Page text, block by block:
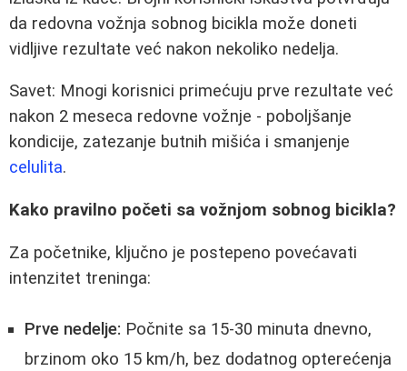
da redovna vožnja sobnog bicikla može doneti
vidljive rezultate već nakon nekoliko nedelja.
Savet: Mnogi korisnici primećuju prve rezultate već
nakon 2 meseca redovne vožnje - poboljšanje
kondicije, zatezanje butnih mišića i smanjenje
celulita.
Kako pravilno početi sa vožnjom sobnog bicikla?
Za početnike, ključno je postepeno povećavati
intenzitet treninga:
Prve nedelje: Počnite sa 15-30 minuta dnevno,
brzinom oko 15 km/h, bez dodatnog opterećenja